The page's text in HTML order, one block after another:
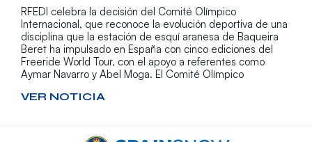
RFEDI celebra la decisión del Comité Olímpico
Internacional, que reconoce la evolución deportiva de una
disciplina que la estación de esquí aranesa de Baqueira
Beret ha impulsado en España con cinco ediciones del
Freeride World Tour, con el apoyo a referentes como
Aymar Navarro y Abel Moga. El Comité Olímpico
VER NOTICIA